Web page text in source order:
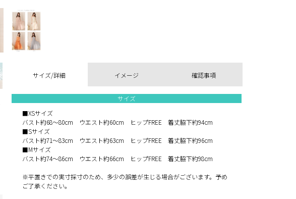
サイズ/詳細 イメージ 確認事項
サイズ
■XSサイズ
バスト約68～80cm ウエスト約60cm ヒップFREE 着丈脇下約94cm
■Sサイズ
バスト約71～83cm ウエスト約63cm ヒップFREE 着丈脇下約96cm
■Mサイズ
バスト約74～86cm ウエスト約66cm ヒップFREE 着丈脇下約98cm
※平置きでの実寸採寸のため、多少の誤差が生じる場合がございます。予め
ご了承ください。